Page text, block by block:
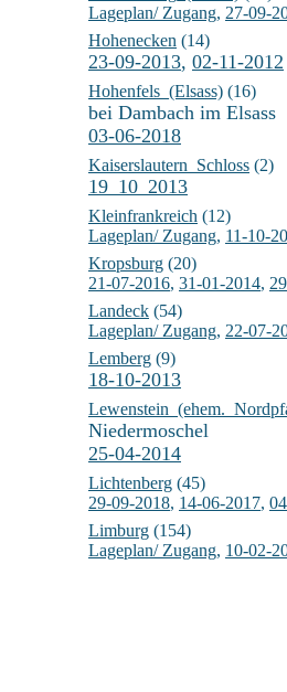
Lageplan/ Zugang, 27-09-
Hohenecken (14)
23-09-2013, 02-11-2012
Hohenfels_(Elsass) (16)
bei Dambach im Elsass
03-06-2018
Kaiserslautern_Schloss (2)
19_10_2013
Kleinfrankreich (12)
Lageplan/ Zugang, 11-10-
Kropsburg (20)
21-07-2016, 31-01-2014,
Landeck (54)
Lageplan/ Zugang, 22-07-
Lemberg (9)
18-10-2013
Niedermoschel
25-04-2014
Lichtenberg (45)
29-09-2018, 14-06-2017,
Limburg (154)
Lageplan/ Zugang, 10-02-